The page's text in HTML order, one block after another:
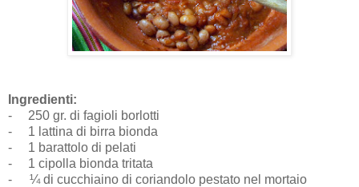
Ingredienti:
-
250 gr. di fagioli borlotti
-
1 lattina di birra bionda
-
1 barattolo di pelati
-
1 cipolla bionda tritata
-
¼ di cucchiaino di coriandolo pestato nel mortaio